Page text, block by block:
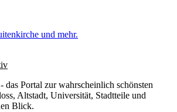
und mehr.
Portal zur wahrscheinlich schönsten
Altstadt, Universität, Stadtteile und
Blick.